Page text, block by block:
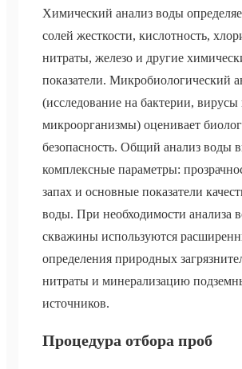
Химический анализ воды
солей жесткости, кислотность,
нитраты, железо и другие
показатели. Микробиологический
(исследование на бактерии, вирусы
микроорганизмы) оценивает
безопасность. Общий анализ воды
комплексные параметры:
запах и основные показатели
воды. При необходимости анализа
скважины используются
определения природных
нитраты и минерализацию
источников.
Процедура отбора проб